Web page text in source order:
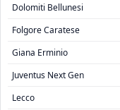
Dolomiti Bellunesi
Folgore Caratese
Giana Erminio
Juventus Next Gen
Lecco